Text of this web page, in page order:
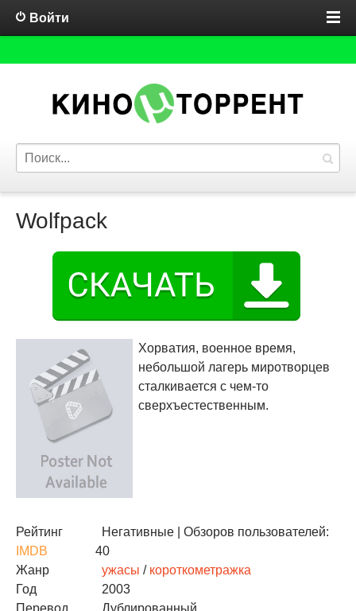
Войти
Wolfpack
Хорватия, военное время,
небольшой лагерь миротворцев
сталкивается с чем-то
сверхъестественным.
Рейтинг
IMDB
Негативные | Обзоров пользователей:
40
Жанр
ужасы / короткометражка
Год
2003
Перевод
Дублированный